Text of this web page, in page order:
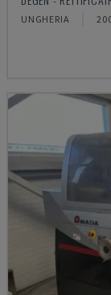
UNGHERIA